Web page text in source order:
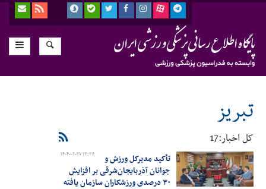
تبریز
کل اخبار:17
۱۴۰۴-۰۲-۲۷ ۱۳:۳۶
تأکید مدیرکل ورزش و
جوانان آذربایجان‌شرقی بر افزایش
۳۰ درصدی ورزشکاران سازمان یافته